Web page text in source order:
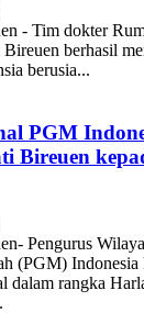
- Tim dokter
berhasil
berusia...
PGM
Bireuen
Pengurus
(PGM) Indonesia
dalam rangka